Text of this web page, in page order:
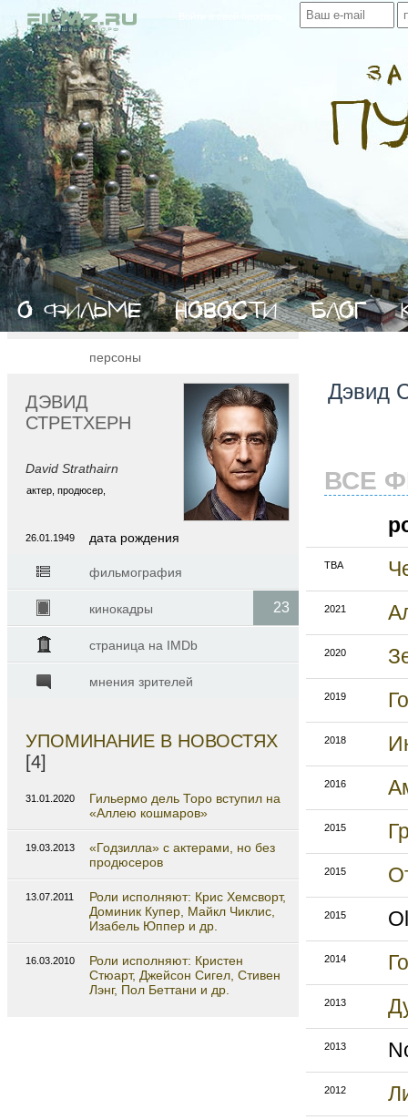
Дэвид
ВСЕ
TBA
2021
2020
2019
2018
2016
2015
2015
2015
2014
2013
2013
2012
персоны
ДЭВИД
СТРЕТХЕРН
David Strathairn
актер, продюсер,
26.01.1949 дата рождения
фильмография
23
кинокадры
страница на IMDb
мнения зрителей
УПОМИНАНИЕ В НОВОСТЯХ
[4]
31.01.2020
Гильермо дель Торо вступил на
«Аллею кошмаров»
19.03.2013
«Годзилла» с актерами, но без
продюсеров
13.07.2011
Роли исполняют: Крис Хемсворт,
Доминик Купер, Майкл Чиклис,
Изабель Юппер и др.
16.03.2010
Роли исполняют: Кристен
Стюарт, Джейсон Сигел, Стивен
Лэнг, Пол Беттани и др.